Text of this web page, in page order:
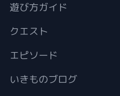
遊び方ガイド
クエスト
エピソード
いきものブログ